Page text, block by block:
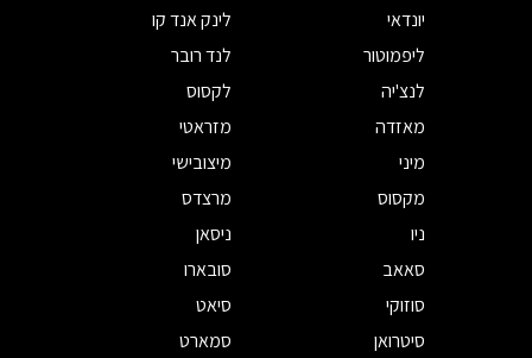
יונדאי
לינק אנד קו
ליפמוטור
לנד רובר
לנצ'יה
לקסוס
מאזדה
מזראטי
מיני
מיצובישי
מקסוס
מרצדס
ניו
ניסאן
סאאב
סובארו
סוזוקי
סיאט
סיטרואן
סמארט